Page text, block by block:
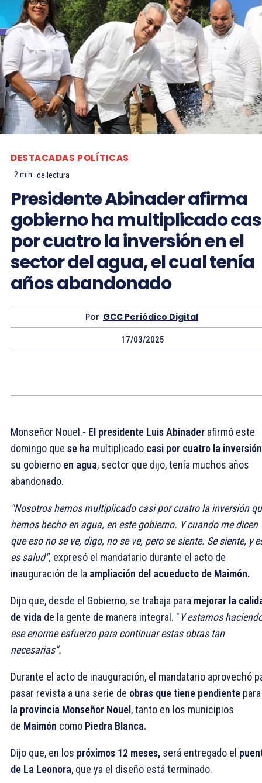
DESTACADAS POLÍTICAS
2min. de lectura
Presidente Abinader afirma
gobierno ha multiplicado
por cuatro la inversión en el
sector del agua, el cual tenía
años abandonado
Por GCC Periódico Digital
17/03/2025
Monseñor Nouel.- El presidente Luis Abinader afirmó este
domingo que se ha multiplicado casi por cuatro la inversión
su gobierno en agua, sector que dijo, tenía muchos años
abandonado.
"Nosotros hemos multiplicado casi por cuatro la inversión
hemos hecho en agua, en este gobierno. Y cuando me dicen
que eso no se ve, digo, no se ve, pero se siente. Se siente, y
es salud", expresó el mandatario durante el acto de
inauguración de la ampliación del acueducto de Maimón.
Dijo que, desde el Gobierno, se trabaja para mejorar la
de vida de la gente de manera integral. "Y estamos
ese enorme esfuerzo para continuar estas obras tan
necesarias".
Durante el acto de inauguración, el mandatario aprovechó
pasar revista a una serie de obras que tiene pendiente para
la provincia Monseñor Nouel, tanto en los municipios
de Maimón como Piedra Blanca.
Dijo que, en los próximos 12 meses, será entregado el
de La Leonora, que ya el diseño está terminado.